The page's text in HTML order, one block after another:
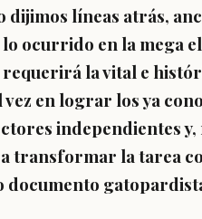
dijimos líneas atrás,
ocurrido en la mega
requerirá la vital e
en lograr los ya
independientes y,
transformar la tarea
documento